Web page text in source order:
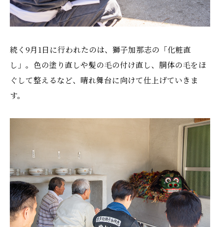
続く9月1日に行われたのは、獅子加那志の「化粧直
し」。色の塗り直しや髪の毛の付け直し、胴体の毛をほ
ぐして整えるなど、晴れ舞台に向けて仕上げていきま
す。